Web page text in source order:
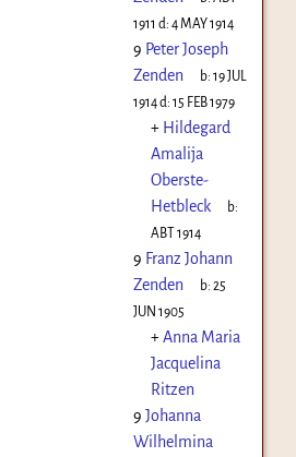
1911 d: 4 MAY 1914
9 Peter Joseph
Zenden
b:19 JUL
1914d: 15 FEB 1979
+ Hildegard
Amalija
Oberste-
Hetbleck
b:
ABT 1914
9 Franz Johann
Zenden
b:25
JUN 1905
+Anna Maria
Jacquelina
Ritzen
9 Johanna
Wilhelmina